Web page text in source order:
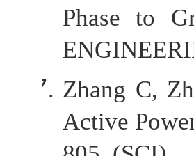
Phase to
Zhang C,
Active